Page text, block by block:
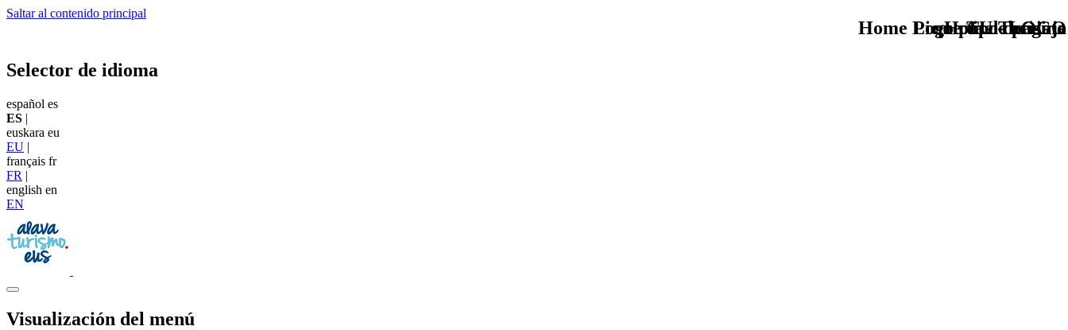
Saltar al contenido principal
TU - LOGO
Selector de idioma
español es
ES |
euskara eu
EU |
français fr
FR |
english en
EN
Visualización del menú
que tipo de viaje
Home Logo pie de página
Pie Home Turismo